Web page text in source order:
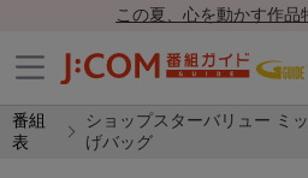
この夏、心を動かす作品
番組
表
ショップスターバリュー ミ
げバッグ